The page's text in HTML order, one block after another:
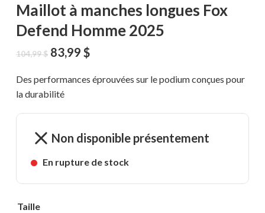
Maillot à manches longues Fox
Defend Homme 2025
104,99$ Le
prix
initial
était :
104,99 $.
83,99 $Le
actuel
est :
Des performances éprouvées sur le podium conçues pour
la durabilité
Non disponible présentement
En rupture de stock
Taille